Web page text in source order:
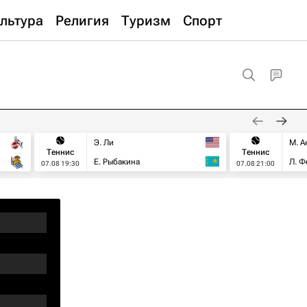
Религия Туризм Спорт
Теннис
07.08 19:30
Э. Ли
Е. Рыбакина
Теннис
07.08 21:00
М.
Л.